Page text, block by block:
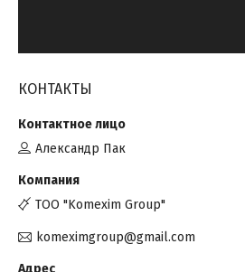
КОНТАКТЫ
Александр Пак
TOO "Komexim Group"
komeximgroup@gmail.com